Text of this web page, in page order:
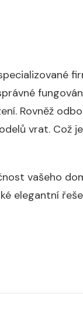
Rovněž
vrat. Což
vašeho
elegantní